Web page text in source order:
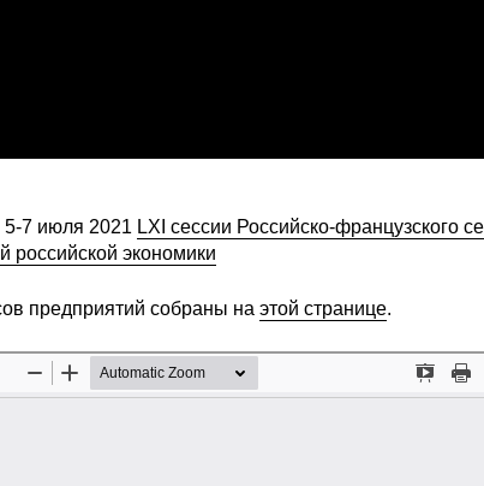
5-7 июля 2021 LXI сессии Российско-французского
экономики
предприятий собраны на этой странице.